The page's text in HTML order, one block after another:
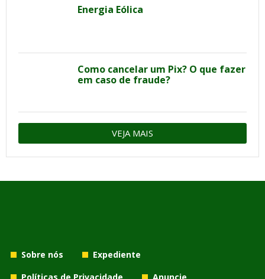
Energia Eólica
Como cancelar um Pix? O que fazer
em caso de fraude?
VEJA MAIS
Sobre nós
Expediente